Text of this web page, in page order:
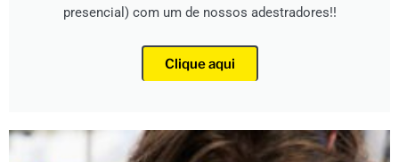
presencial) com um de nossos adestradores!!
Clique aqui